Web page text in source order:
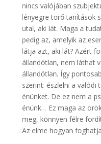
nincs valójában
lényegre törő tanítások
utal, aki lát. Maga a
pedig az, amelyik az
látja azt, aki lát? Azért
állandótlan, nem láthat
állandótlan. Így
szerint: észlelni a valódi
énünket. De ez nem a
énünk… Ez maga az
meg, könnyen félre
Az elme hogyan